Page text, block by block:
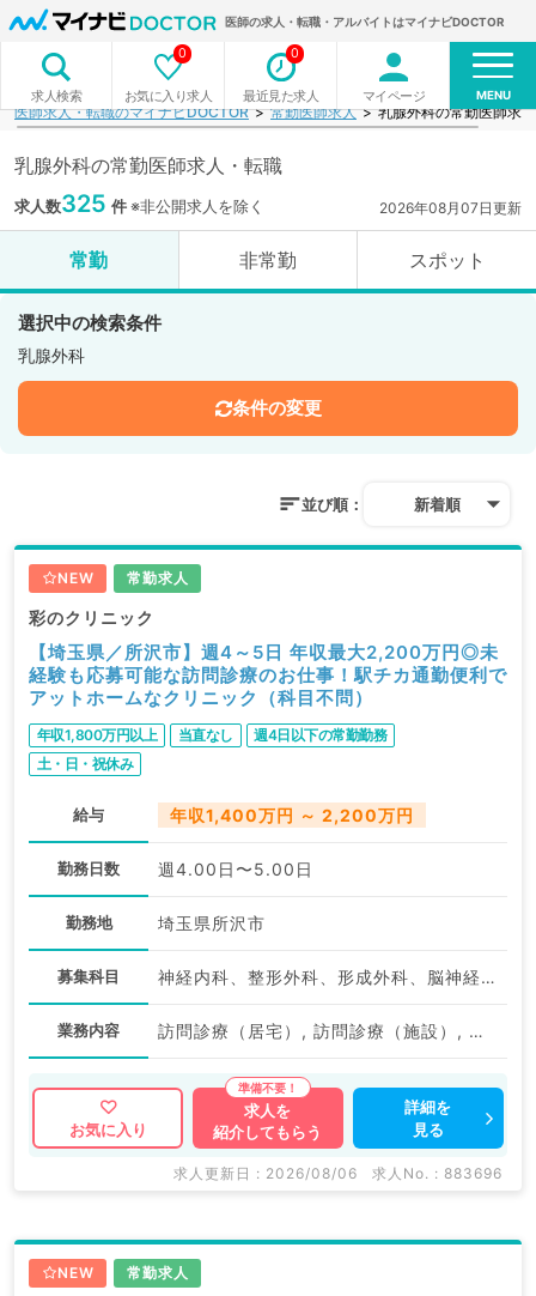
医師の求人・転職・アルバイトはマイナビDOCTOR
求人検索 お気に入り求人
0
最近見た求人
0
マイページ MENU
医師求人・転職のマイナビDOCTOR 常勤医師求人 乳腺外科の常勤医師求
乳腺外科の常勤医師求人・転職
求人数325 件※非公開求人を除く 2026年08月07日更新
常勤 非常勤 スポット
選択中の検索条件
乳腺外科
条件の変更
並び順： 新着順
NEW 常勤求人
彩のクリニック
【埼玉県／所沢市】週4～5日 年収最大2,200万円◎未
経験も応募可能な訪問診療のお仕事！駅チカ通勤便利で
アットホームなクリニック（科目不問）
年収1,800万円以上 当直なし
週4日以下の常勤勤務
土・日・祝休み
給与 年収1,400万円 ～ 2,200万円
勤務日数 週4.00日〜5.00日
勤務地 埼玉県所沢市
募集科目 神経内科、整形外科、形成外科、脳神経外科、呼吸器外科、心臓血管外科、泌尿器科、一般内科、循環器内科、呼吸器内科、消化器内科、内分泌・代謝内科、腎臓内科、老年内科、血液内科、外科系全般、一般外科、消化器外科、乳腺外科、膠原病科、大腸・肛門外科
業務内容 訪問診療（居宅）, 訪問診療（施設）, 訪問診療（居宅）, その他, その他
お気に入り
求人を
紹介してもらう
詳細を
見る
求人更新日 : 2026/08/06 求人No. : 883696
NEW 常勤求人